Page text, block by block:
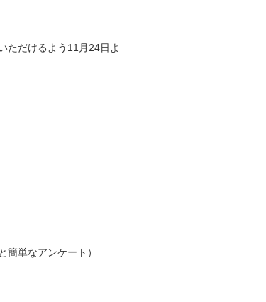
ただけるよう11月24日よ
単なアンケート）